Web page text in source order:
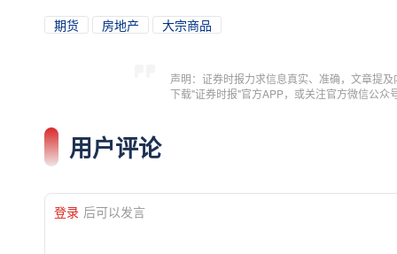
期货 房地产 大宗商品
声明：证券时报力求信息真实、准确，文章提
下载"证券时报"官方APP，或关注官方微信公
用户评论
登录 后可以发言